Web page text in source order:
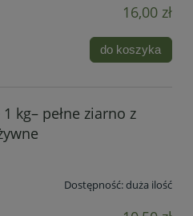
16,00 zł
do koszyka
kg– pełne ziarno z
Dostępność:duża ilość